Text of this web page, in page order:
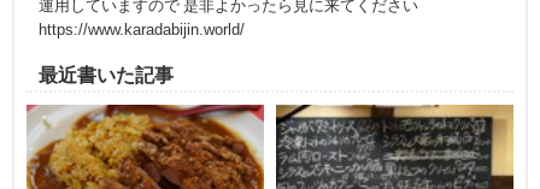
運用していますので 是非よかったら見に来てください
https://www.karadabijin.world/
最近書いた記事